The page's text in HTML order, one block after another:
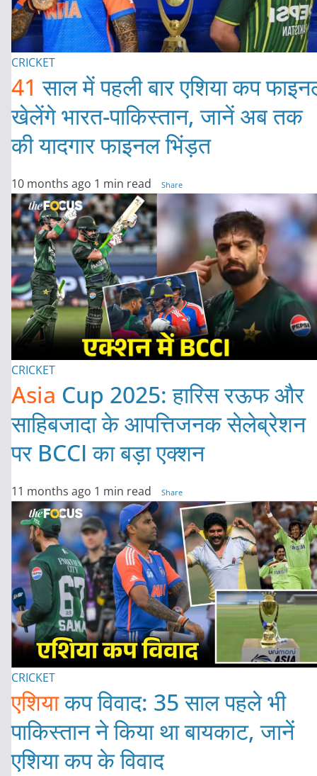
CRICKET
41 साल में पहली बार एशिया कप
खेलेंगे भारत-पाकिस्तान, जानें अब तक
की यादगार फाइनल भिंड़त
10 months ago 1 min read Share
CRICKET
Asia Cup 2025: हारिस रऊफ और
साहिबजादा के आपत्तिजनक सेलेब्रेशन
पर BCCI का बड़ा एक्शन
11 months ago 1 min read Share
CRICKET
एशियाकप विवाद: 35 साल पहले भी
पाकिस्तान ने किया था बायकाट, जानें
एशिया कप के विवाद